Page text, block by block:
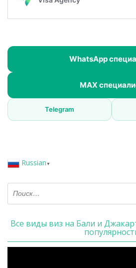
WhatsApp
MAX
Telegram
Russian ▼
Все виды виз на Бали и